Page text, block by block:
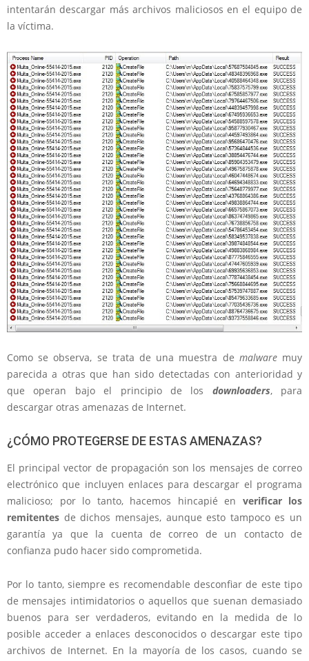
intentarán descargar más archivos maliciosos en el equipo de
la víctima.
Como se observa, se trata de una muestra de malwaremuy
parecida a otras que han sido detectadas con anterioridad y
que operan bajo el principio de los downloaders, para
descargar otras amenazas de Internet.
¿CÓMO PROTEGERSE DE ESTAS AMENAZAS?
El principal vector de propagación son los mensajes de correo
electrónico que incluyen enlaces para descargar el programa
malicioso; por lo tanto, hacemos hincapié en verificar los
remitentes de dichos mensajes, aunque esto tampoco es un
garantía ya que la cuenta de correo de un contacto de
confianza pudo hacer sido comprometida.
Por lo tanto, siempre es recomendable desconfiar de este tipo
de mensajes intimidatorios o aquellos que suenan demasiado
buenos para ser verdaderos, evitando en la medida de lo
posible acceder a enlaces desconocidos o descargar este tipo
archivos de Internet. En la mayoría de los casos, cuando se